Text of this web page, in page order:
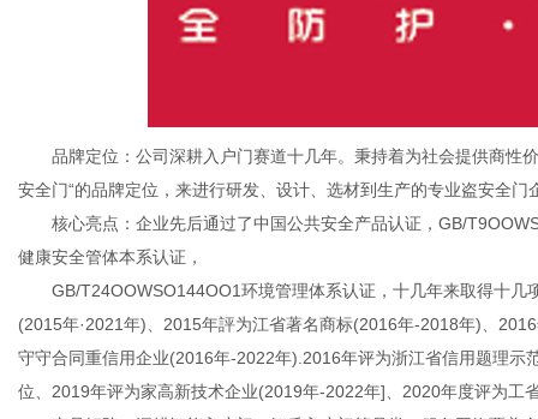
品牌定位：公司深耕入户门赛道十几年。秉持着为社会提供商性
安全门“的品牌定位，来进行研发、设计、选材到生产的专业盗安全门
核心亮点：企业先后通过了中国公共安全产品认证，GB/
健康安全管体本系认证，
GB/T24OOWSO144OO1环境管理体系认证，十几年来取得十几
(2015年·2021年)、2015年評为江省著名商标(2016年-2018年)、
守守合同重信用企业(2016年-2022年).2016年评为浙江省信用题理
位、2019年评为家高新技术企业(2019年-2022年]、2020年度评为工